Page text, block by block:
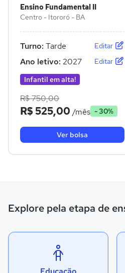
Ensino Fundamental II
Centro - Itororó - BA
Turno: Tarde Editar
Ano letivo: 2027
Editar
Infantil em alta!
R$ 750,00
R$ 525,00 /mês - 30%
Ver bolsa
Explore pela etapa de